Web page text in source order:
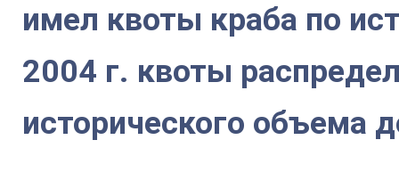
имел квоты краба по
2004 г. квоты
исторического объема